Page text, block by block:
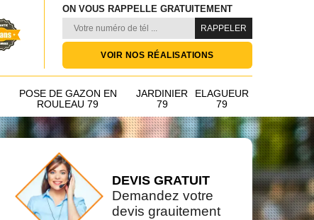
ON VOUS RAPPELLE GRATUITEMENT
VOIR NOS RÉALISATIONS
POSE DE GAZON EN
ROULEAU 79
JARDINIER
79
ELAGUEUR
79
DEVIS GRATUIT
Demandez votre
devis grauitement